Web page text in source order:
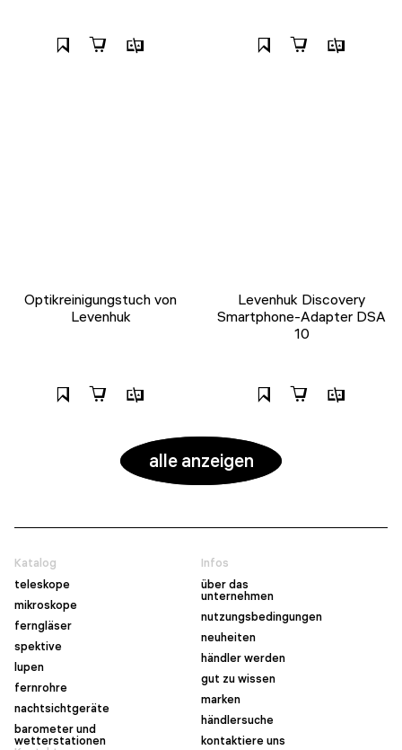
Optikreinigungstuch von
Levenhuk
Levenhuk Discovery
Smartphone-Adapter DSA
10
alle anzeigen
Katalog
teleskope
mikroskope
ferngläser
spektive
lupen
fernrohre
nachtsichtgeräte
barometer und
wetterstationen
Infos
über das
unternehmen
nutzungsbedingungen
neuheiten
händler werden
gut zu wissen
marken
händlersuche
kontaktiere uns